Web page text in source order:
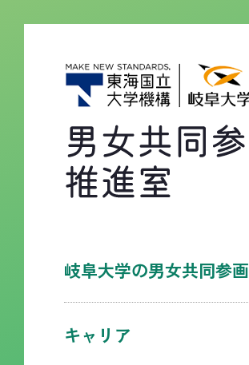
岐阜大学の男女共同参画
キャリア